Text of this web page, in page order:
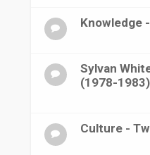
Knowledge
Sylvan
(1978-1983)
Culture -